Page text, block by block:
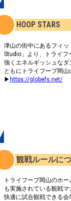
HOOP STARS
津山の街中にあるフィ
Studio」より、トライフ
強くエネルギッシュなダ
ともにトライフープ岡山
▶ https://globefs.net/
観戦ルールに
トライフープ岡山のホ
も実施されている観戦
快適に試合観戦できる会